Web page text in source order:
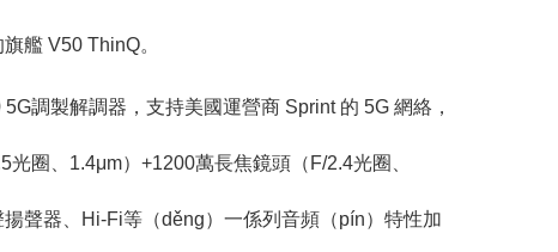
艦 V50 ThinQ。
調製解調器，支持美國運營商 Sprint 的 5G 網絡，
圈、1.4μm）+1200萬長焦鏡頭（F/2.4光圈、
聲器、Hi-Fi等（děng）一係列音頻（pín）特性加